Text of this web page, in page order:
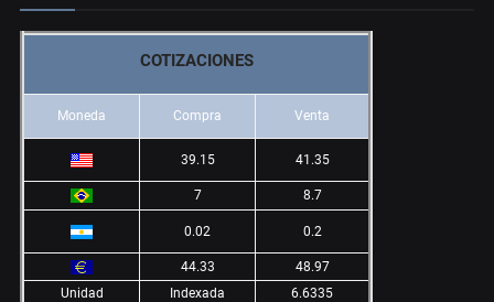
COTIZACIONES
Moneda Compra Venta
39.15 41.35
7 8.7
0.02 0.2
44.33
48.97
Unidad
Indexada 6.6335